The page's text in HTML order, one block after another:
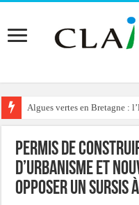
Algues vertes en Bretagne :
Reconstruction de chalets
Permis de
d’urbanisme et
opposer un sursis